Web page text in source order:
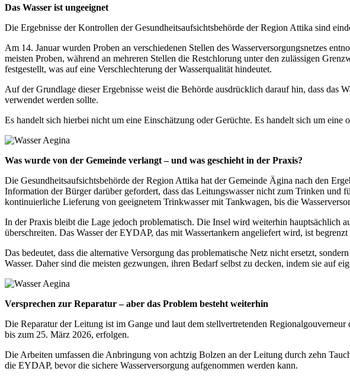
Das Wasser ist ungeeignet
Die Ergebnisse der Kontrollen der Gesundheitsaufsichtsbehörde der Region Attika sind
Am 14. Januar wurden Proben an verschiedenen Stellen des Wasserversorgungsnetzes
meisten Proben, während an mehreren Stellen die Restchlorung unter den zulässigen
festgestellt, was auf eine Verschlechterung der Wasserqualität hindeutet.
Auf der Grundlage dieser Ergebnisse weist die Behörde ausdrücklich darauf hin, dass
verwendet werden sollte.
Es handelt sich hierbei nicht um eine Einschätzung oder Gerüchte. Es handelt sich um eine
Was wurde von der Gemeinde verlangt – und was geschieht in der Praxis?
Die Gesundheitsaufsichtsbehörde der Region Attika hat der Gemeinde Ägina nach den
Information der Bürger darüber gefordert, dass das Leitungswasser nicht zum Trinken
kontinuierliche Lieferung von geeignetem Trinkwasser mit Tankwagen, bis die
In der Praxis bleibt die Lage jedoch problematisch. Die Insel wird weiterhin hauptsächlich
überschreiten. Das Wasser der EYDAP, das mit Wassertankern angeliefert wird, ist
Das bedeutet, dass die alternative Versorgung das problematische Netz nicht ersetzt,
Wasser. Daher sind die meisten gezwungen, ihren Bedarf selbst zu decken, indem sie auf
Versprechen zur Reparatur – aber das Problem besteht weiterhin
Die Reparatur der Leitung ist im Gange und laut dem stellvertretenden
bis zum 25. März 2026, erfolgen.
Die Arbeiten umfassen die Anbringung von achtzig Bolzen an der Leitung durch zehn
die EYDAP, bevor die sichere Wasserversorgung aufgenommen werden kann.